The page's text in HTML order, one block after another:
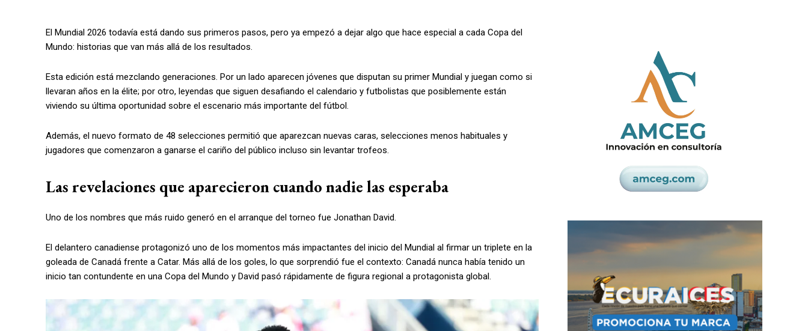
El Mundial 2026 todavía está dando sus primeros pasos, pero ya empezó a dejar algo que hace especial a cada Copa del
Mundo: historias que van más allá de los resultados.
Esta edición está mezclando generaciones. Por un lado aparecen jóvenes que disputan su primer Mundial y juegan como si
llevaran años en la élite; por otro, leyendas que siguen desafiando el calendario y futbolistas que posiblemente están
viviendo su última oportunidad sobre el escenario más importante del fútbol.
Además, el nuevo formato de 48 selecciones permitió que aparezcan nuevas caras, selecciones menos habituales y
jugadores que comenzaron a ganarse el cariño del público incluso sin levantar trofeos.
Las revelaciones que aparecieron cuando nadie las esperaba
Uno de los nombres que más ruido generó en el arranque del torneo fue Jonathan David.
El delantero canadiense protagonizó uno de los momentos más impactantes del inicio del Mundial al firmar un triplete en la
goleada de Canadá frente a Catar. Más allá de los goles, lo que sorprendió fue el contexto: Canadá nunca había tenido un
inicio tan contundente en una Copa del Mundo y David pasó rápidamente de figura regional a protagonista global.